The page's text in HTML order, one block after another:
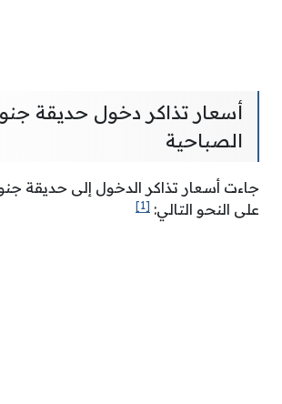
أسعار تذاكر دخول حديقة
الصباحية
جاءت أسعار تذاكر الدخول إلى حديقة
على النحو التالي: [1]